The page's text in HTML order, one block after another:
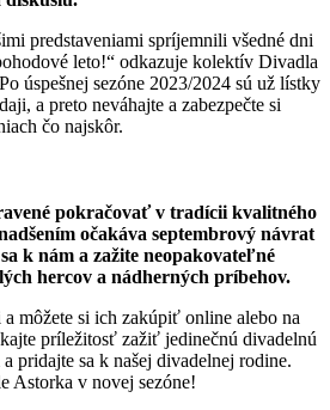
predstaveniami spríjemnili všedné dni
leto!“ odkazuje kolektív Divadla
úspešnej sezóne 2023/2024 sú už lístky
a preto neváhajte a zabezpečte si
čo najskôr.
pokračovať v tradícii kvalitného
očakáva septembrový návrat
k nám a zažite neopakovateľné
hercov a nádherných príbehov.
môžete si ich zakúpiť online alebo na
príležitosť zažiť jedinečnú divadelnú
pridajte sa k našej divadelnej rodine.
Astorka v novej sezóne!